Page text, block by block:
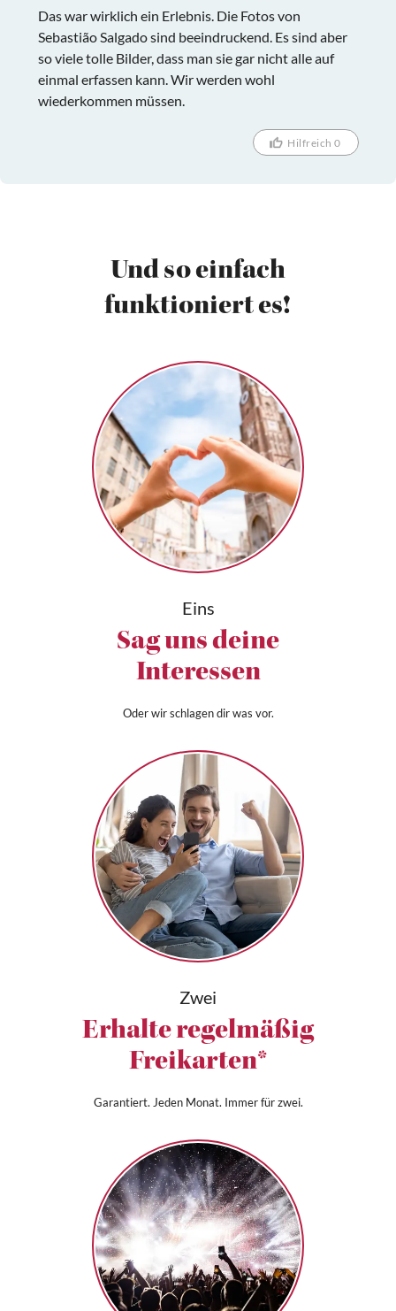
Das war wirklich ein Erlebnis. Die Fotos von
Sebastião Salgado sind beeindruckend. Es sind aber
so viele tolle Bilder, dass man sie gar nicht alle auf
einmal erfassen kann. Wir werden wohl
wiederkommen müssen.
Hilfreich 0
Und so einfach
funktioniert es!
Eins
Sag uns deine
Interessen
Oder wir schlagen dir was vor.
Zwei
Erhalte regelmäßig
Freikarten*
Garantiert. Jeden Monat. Immer für zwei.